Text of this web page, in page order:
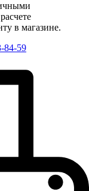
в магазине.
84-59